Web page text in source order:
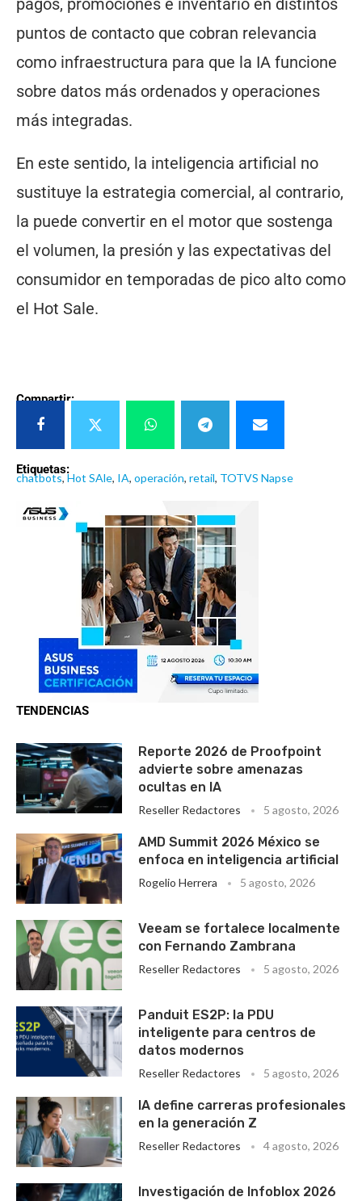
pagos, promociones e inventario en distintos
puntos de contacto que cobran relevancia
como infraestructura para que la IA funcione
sobre datos más ordenados y operaciones
más integradas.
En este sentido, la inteligencia artificial no
sustituye la estrategia comercial, al contrario,
la puede convertir en el motor que sostenga
el volumen, la presión y las expectativas del
consumidor en temporadas de pico alto como
el Hot Sale.
Compartir:
Etiquetas:
chatbots,Hot SAle, IA, operación, retail, TOTVS Napse
TENDENCIAS
Reporte 2026 de Proofpoint
advierte sobre amenazas
ocultas en IA
Reseller Redactores 5 agosto, 2026
AMD Summit 2026 México se
enfoca en inteligencia artificial
Rogelio Herrera 5 agosto, 2026
Veeam se fortalece localmente
con Fernando Zambrana
Reseller Redactores 5 agosto, 2026
Panduit ES2P: la PDU
inteligente para centros de
datos modernos
Reseller Redactores 5 agosto, 2026
IA define carreras profesionales
en la generación Z
Reseller Redactores 4 agosto, 2026
Investigación de Infoblox 2026